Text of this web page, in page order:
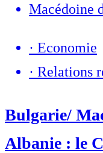
Macédoine
· Economie
· Relations
Bulgarie/
Albanie : le